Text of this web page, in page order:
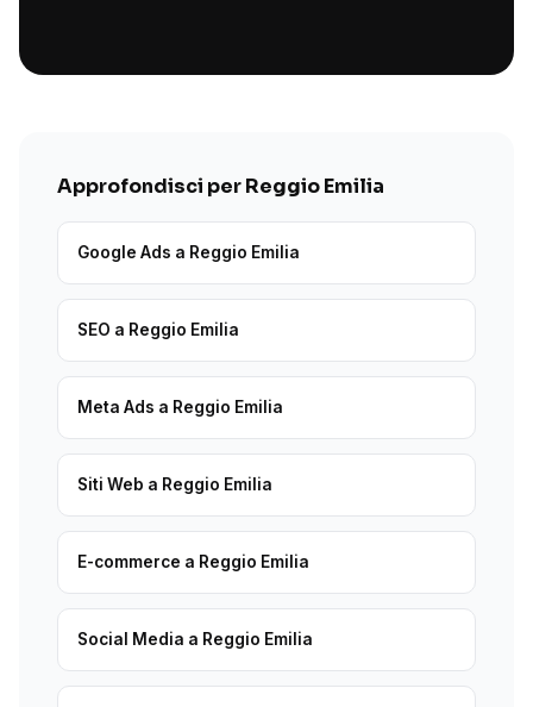
Approfondisci per Reggio Emilia
Google Ads a Reggio Emilia
SEO a Reggio Emilia
Meta Ads a Reggio Emilia
Siti Web a Reggio Emilia
E-commerce a Reggio Emilia
Social Media a Reggio Emilia